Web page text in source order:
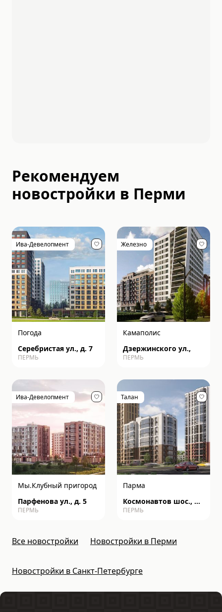
Рекомендуем
новостройки в Перми
Ива-Девелопмент
Погода
Серебристая ул., д. 7
ПЕРМЬ
Железно
Камаполис
Дзержинского ул.,
ПЕРМЬ
Ива-Девелопмент
Мы.Клубный пригород
Парфенова ул., д. 5
ПЕРМЬ
Талан
Парма
Космонавтов шос., д.
162к
ПЕРМЬ
Все новостройки Новостройки в Перми
Новостройки в Санкт-Петербурге